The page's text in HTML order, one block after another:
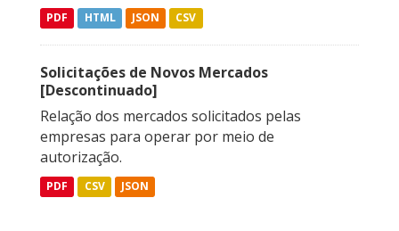
PDF HTML JSON CSV
Solicitações de Novos Mercados
[Descontinuado]
Relação dos mercados solicitados pelas
empresas para operar por meio de
autorização.
PDF CSV JSON